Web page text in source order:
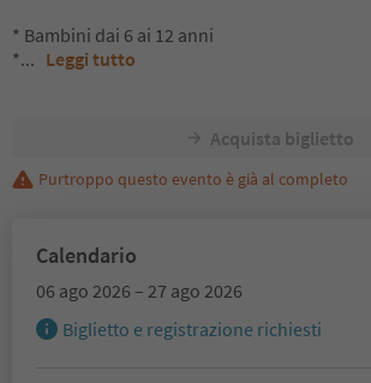
* Bambini dai 6 ai 12 anni
*... Leggi tutto
Acquista biglietto
Purtroppo questo evento è già al completo
Calendario
06 ago 2026 – 27 ago 2026
Biglietto e registrazione richiesti